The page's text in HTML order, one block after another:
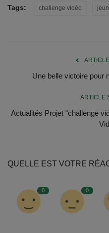
Ancien-ne-s du CES Saint-
Tags: challenge vidéo
Une belle victoire pour
ARTICLE
Actualités Projet "challenge
QUELLE EST VOTRE
0 0